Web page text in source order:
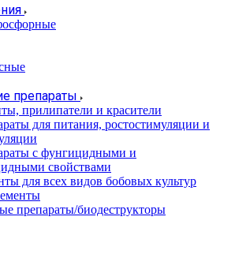
препараты
прилипатели и красители
для питания, ростостимуляции и
с фунгицидными и
свойствами
для всех видов бобовых культур
препараты/биодеструкторы